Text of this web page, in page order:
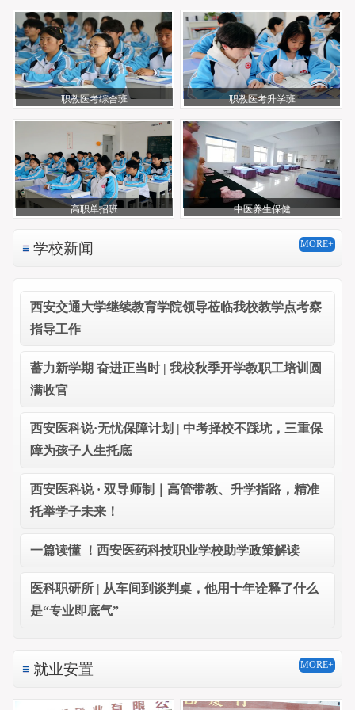
职教医考综合班 职教医考升学班
高职单招班 中医养生保健
学校新闻 MORE+
西安交通大学继续教育学院领导莅临我校教学点考察
指导工作
蓄力新学期 奋进正当时 | 我校秋季开学教职工培训圆
满收官
西安医科说·无忧保障计划 | 中考择校不踩坑，三重保
障为孩子人生托底
西安医科说 · 双导师制｜高管带教、升学指路，精准
托举学子未来！
一篇读懂 ！西安医药科技职业学校助学政策解读
医科职研所 | 从车间到谈判桌，他用十年诠释了什么
是“专业即底气”
就业安置 MORE+